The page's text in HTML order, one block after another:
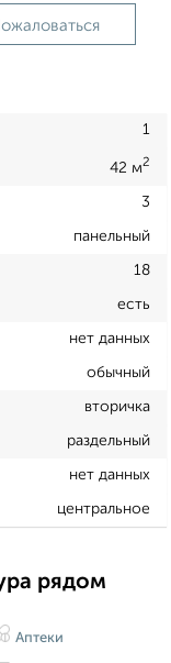
1
42 м2
3
панельный
18
есть
нет данных
обычный
вторичка
раздельный
нет данных
центральное
рядом
Аптеки